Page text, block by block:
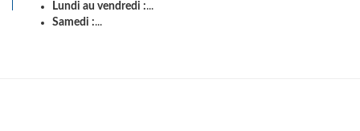
Lundi au vendredi :...
Samedi :...